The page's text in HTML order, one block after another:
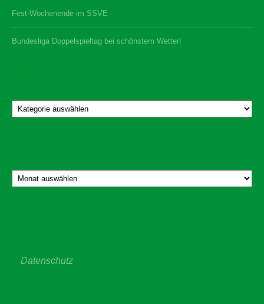
Fest-Wochenende im SSVE
Bundesliga Doppelspieltag bei schönstem Wetter!
Kategorien
Archiv
Datenschutz